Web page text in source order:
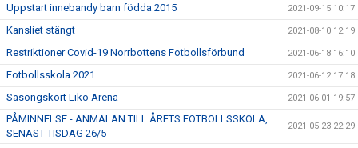
Uppstart innebandy barn födda 2015 2021-09-15 10:17
Kansliet stängt 2021-08-10 12:19
Restriktioner Covid-19 Norrbottens Fotbollsförbund 2021-06-18 16:10
Fotbollsskola 2021 2021-06-12 17:18
Säsongskort Liko Arena 2021-06-01 19:57
PÅMINNELSE - ANMÄLAN TILL ÅRETS FOTBOLLSSKOLA,
SENAST TISDAG 26/5
2021-05-23 22:29